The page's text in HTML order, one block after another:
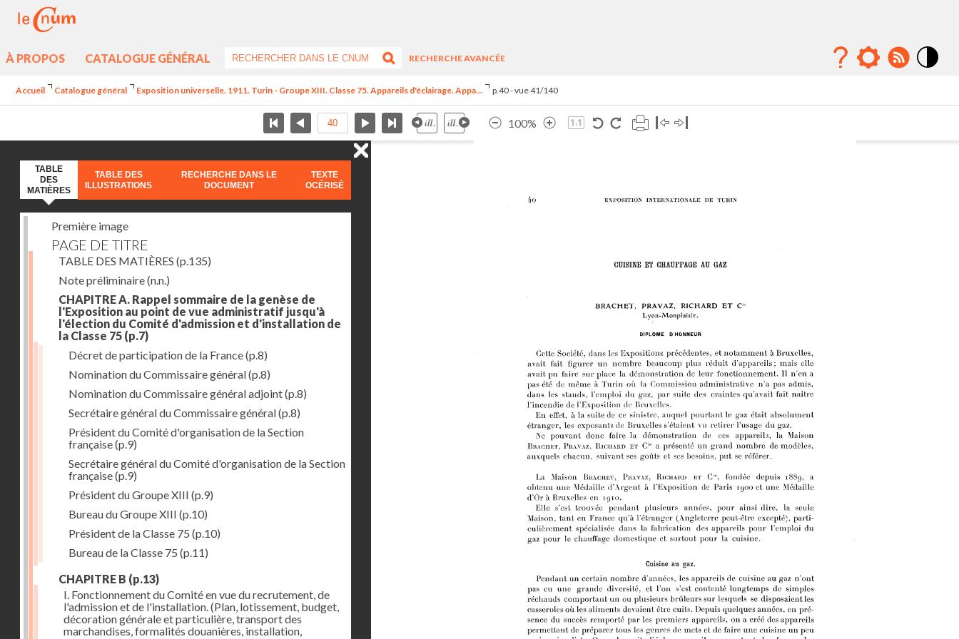
À PROPOS CATALOGUE GÉNÉRAL
RECHERCHE AVANCÉE
Accueil Catalogue général Exposition universelle. 1911. Turin - Groupe XIII. Classe 75. Appareils d'éclairage. Appa... p.40 - vue 41/140
100%
TABLE
DES
MATIÈRES
TABLE DES
ILLUSTRATIONS
RECHERCHE DANS LE
DOCUMENT
TEXTE
OCÉRISÉ
Première image
PAGE DE TITRE
TABLE DES MATIÈRES (p.135)
Note préliminaire(n.n.)
CHAPITRE A. Rappel sommaire de la genèse de
l'Exposition au point de vue administratif jusqu'à
l'élection du Comité d'admission et d'installation de
la Classe 75 (p.7)
Décret de participation de la France(p.8)
Nomination du Commissaire général(p.8)
Nomination du Commissaire général adjoint(p.8)
Secrétaire général du Commissaire général(p.8)
Président du Comité d'organisation de la Section
française(p.9)
Secrétaire général du Comité d'organisation de la Section
française(p.9)
Président du Groupe XIII (p.9)
Bureau du Groupe XIII (p.10)
Président de la Classe 75 (p.10)
Bureau de la Classe 75 (p.11)
CHAPITRE B (p.13)
I. Fonctionnement du Comité en vue du recrutement, de
l'admission et de l'installation. (Plan, lotissement, budget,
décoration générale et particulière, transport des
marchandises, formalités douanières, installation,